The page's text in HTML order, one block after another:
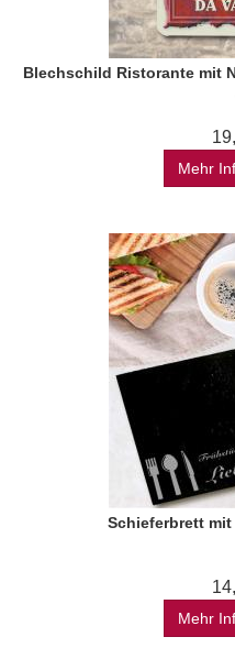
Blechschild Ristorante mit
Mehr
Schieferbrett
Mehr